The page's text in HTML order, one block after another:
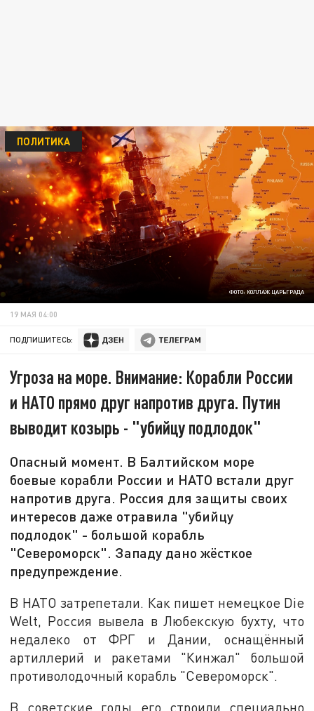
ФОТО: КОЛЛАЖ ЦАРЬГРАДА
ПОЛИТИКА
19 МАЯ 04:00
ПОДПИШИТЕСЬ:
Угроза на море. Внимание: Корабли России
и НАТО прямо друг напротив друга. Путин
выводит козырь - "убийцу подлодок"
Опасный момент. В Балтийском море
боевые корабли России и НАТО встали друг
напротив друга. Россия для защиты своих
интересов даже отравила "убийцу
подлодок" - большой корабль
"Североморск". Западу дано жёсткое
предупреждение.
В НАТО затрепетали. Как пишет немецкое Die
Welt, Россия вывела в Любекскую бухту, что
недалеко от ФРГ и Дании, оснащённый
артиллерий и ракетами "Кинжал" большой
противолодочный корабль "Североморск".
В советские годы его строили специально